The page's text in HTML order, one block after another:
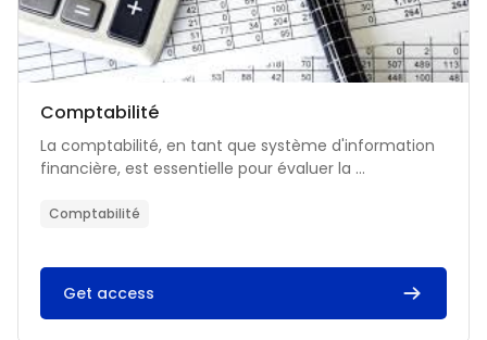
Catégorie de cours
Nom du cours
Comptabilité
Résumé du cours :
La comptabilité, en tant que système d'information
financière, est essentielle pour évaluer la ...
Comptabilité
Get access